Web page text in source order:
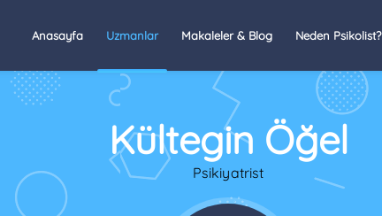
Anasayfa Uzmanlar Makaleler & Blog Neden Psikolist?
Kültegin Öğel
Psikiyatrist